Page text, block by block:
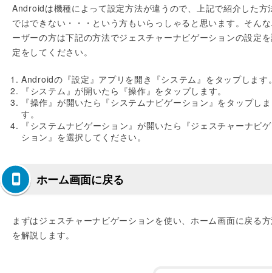
Androidは機種によって設定方法が違うので、上記で紹介した方
ではできない・・・という方もいらっしゃると思います。そん
ーザーの方は下記の方法でジェスチャーナビゲーションの設定
定をしてください。
Androidの『設定』アプリを開き『システム』をタップします
『システム』が開いたら『操作』をタップします。
『操作』が開いたら『システムナビゲーション』をタップしま
す。
『システムナビゲーション』が開いたら『ジェスチャーナビ
ション』を選択してください。
ホーム画面に戻る
まずはジェスチャーナビゲーションを使い、ホーム画面に戻る
を解説します。